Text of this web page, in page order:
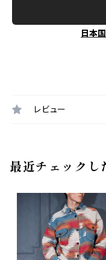
日本
レビュー
最近チェックし